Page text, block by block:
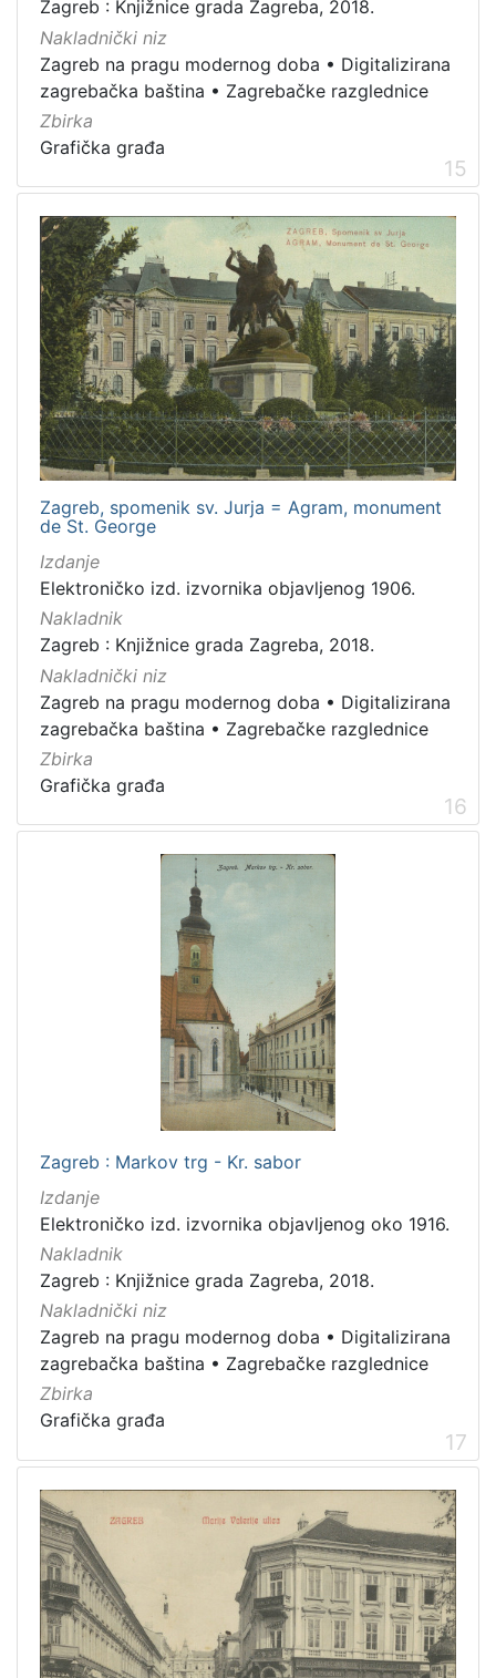
Zagreb : Knjižnice grada Zagreba, 2018.
Nakladnički niz
Zagreb na pragu modernog doba • Digitalizirana
zagrebačka baština • Zagrebačke razglednice
Zbirka
Grafička građa
15
Zagreb, spomenik sv. Jurja = Agram, monument
de St. George
Izdanje
Elektroničko izd. izvornika objavljenog 1906.
Nakladnik
Zagreb : Knjižnice grada Zagreba, 2018.
Nakladnički niz
Zagreb na pragu modernog doba • Digitalizirana
zagrebačka baština • Zagrebačke razglednice
Zbirka
Grafička građa
16
Zagreb : Markov trg - Kr. sabor
Izdanje
Elektroničko izd. izvornika objavljenog oko 1916.
Nakladnik
Zagreb : Knjižnice grada Zagreba, 2018.
Nakladnički niz
Zagreb na pragu modernog doba • Digitalizirana
zagrebačka baština • Zagrebačke razglednice
Zbirka
Grafička građa
17